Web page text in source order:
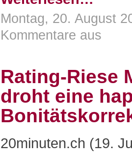
Montag, 20. August
Kommentare aus
Rating-Riese
droht eine
20minuten.ch (19.